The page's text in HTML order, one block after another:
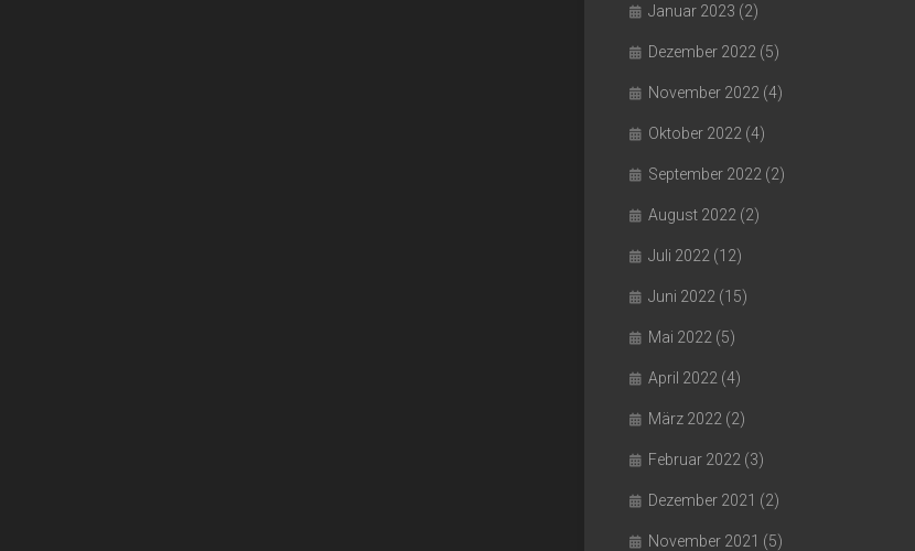
Januar 2023 (2)
Dezember 2022 (5)
November 2022 (4)
Oktober 2022 (4)
September 2022 (2)
August 2022 (2)
Juli 2022 (12)
Juni 2022 (15)
Mai 2022 (5)
April 2022 (4)
März 2022 (2)
Februar 2022 (3)
Dezember 2021 (2)
November 2021 (5)